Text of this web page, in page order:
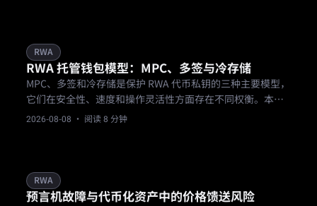
RWA
RWA 托管钱包模型：MPC、多签与冷存储
MPC、多签和冷存储是保护 RWA 代币私钥的三种主要模型，
它们在安全性、速度和操作灵活性方面存在不同权衡。本文
为机构托管场景详细解析这三种方案。
2026-08-08 · 阅读 8 分钟
RWA
预言机故障与代币化资产中的价格馈送风险